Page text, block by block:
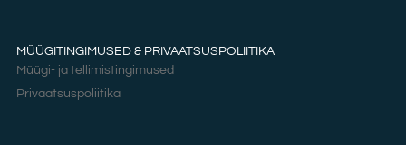
MÜÜGITINGIMUSED & PRIVAATSUSPOLIITIKA
Müügi- ja tellimistingimused
Privaatsuspoliitika